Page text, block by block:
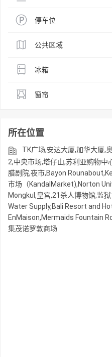
停车位
公共区域
冰箱
窗帘
所在位置
TK广场,安达大厦,加华大厦,
2,中央市场,塔仔山,苏利亚购物中
腊剧院,夜市,Bayon
市场（KandalMarket),Norton
Mongkul,皇宫,21杀人博物馆,监
Water Supply,Bali Resort and
EnMaison,Mermaids Fountain
集茂诺罗敦商场